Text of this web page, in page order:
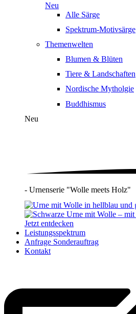
Neu
Alle Särge
Spektrum-Motivsärge
Themenwelten
Blumen & Blüten
Tiere & Landschaften
Nordische Mytholgie
Buddhismus
Neu
- Urnenserie "Wolle meets Holz"
Jetzt entdecken
Leistungsspektrum
Anfrage Sonderauftrag
Kontakt